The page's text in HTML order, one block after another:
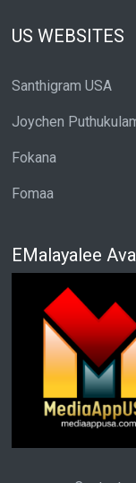
US WEBSITES
Santhigram USA
Joychen
Fokana
Fomaa
EMalayalee